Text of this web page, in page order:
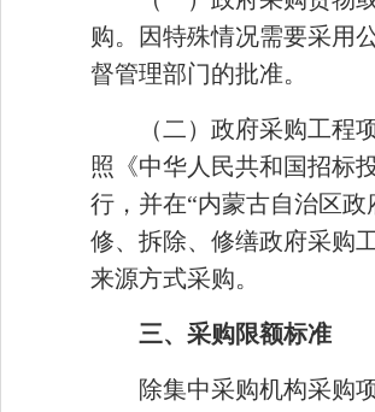
购。因特殊情况需要采用
督管理部门的批准。
（二）政府采购工
照《中华人民共和国招标
行，并在“内蒙古自治区
修、拆除、修缮政府采购
来源方式采购。
三、采购限额标准
除集中采购机构采购